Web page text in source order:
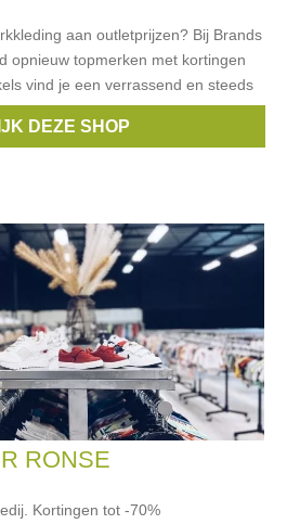
aan outletprijzen? Bij Brands
opnieuw topmerken met kortingen
vind je een verrassend en steeds
,Vero Moda,
DEZE SHOP
RONSE
Kortingen tot -70%